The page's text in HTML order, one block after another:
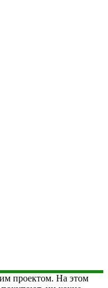
проектом. На этом